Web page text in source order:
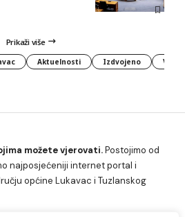
Prikaži više
Aktuelnosti Izdvojeno
možete vjerovati.Postojimo od
najposjećeniji internet portal i
općine Lukavac i Tuzlanskog